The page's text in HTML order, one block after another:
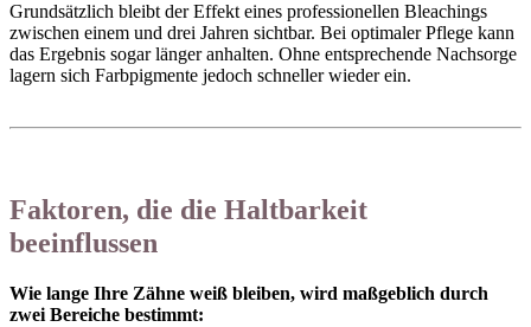
Grundsätzlich bleibt der Effekt eines professionellen Bleachings
zwischen einem und drei Jahren sichtbar. Bei optimaler Pflege kann
das Ergebnis sogar länger anhalten. Ohne entsprechende Nachsorge
lagern sich Farbpigmente jedoch schneller wieder ein.
Faktoren, die die Haltbarkeit
beeinflussen
Wie lange Ihre Zähne weiß bleiben, wird maßgeblich durch
zwei Bereiche bestimmt: